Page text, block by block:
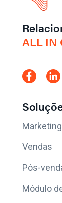
ALL IN
Marketing
Vendas
Pós-
Módulo